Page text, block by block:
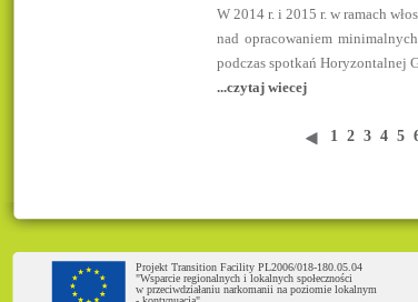
W 2014 r. i 2015 r. w ramach
nad opracowaniem
podczas spotkań Horyzontalnej
...czytaj wiecej
1 2 3 4 5
Projekt Transition Facility PL2006/018-180.05.04
"Wsparcie regionalnych i lokalnych społeczności
w przeciwdziałaniu narkomanii na poziomie lokalnym